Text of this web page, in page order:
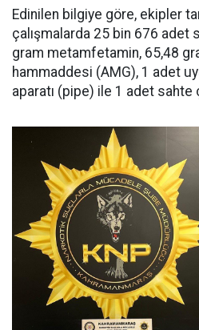
Edinilen bilgiye göre, ekipler
çalışmalarda 25 bin 676 adet
gram metamfetamin, 65,48
hammaddesi (AMG), 1 adet
aparatı (pipe) ile 1 adet